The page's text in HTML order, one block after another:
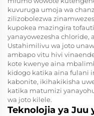
kuvuruga umoja wa
zilizobolezwa
kupokea mazingira
yanayowezesha chloride,
Ustahimilivu wa joto
ambapo vitu hivi
kote kwenye aina
kidogo katika aina fulani
kabonite, ikihakikisha
katika matumizi
wa joto kilele.
Teknolojia ya Juu